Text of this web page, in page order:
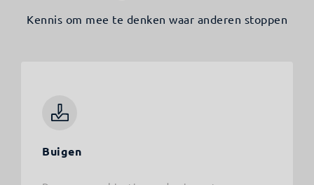
Kennis om mee te denken waar anderen stoppen
Buigen